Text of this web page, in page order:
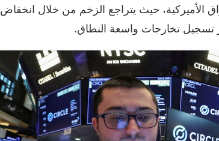
الأميركية، حيث يتراجع الزخم من خلال انخفاض
تسجيل تخارجات واسعة النطاق.